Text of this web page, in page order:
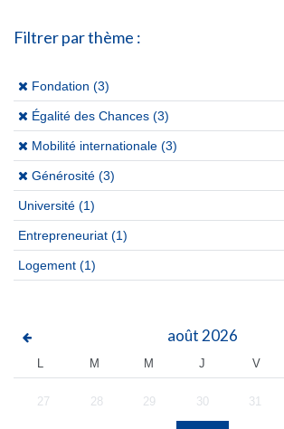
Filtrer par thème :
(x)
Fondation (3)
(x)
Égalité des Chances (3)
(x)
Mobilité internationale (3)
(x)
Générosité (3)
Université (1)
Entrepreneuriat (1)
Logement (1)
août 2026
L M M J V
27 28 29 30 31